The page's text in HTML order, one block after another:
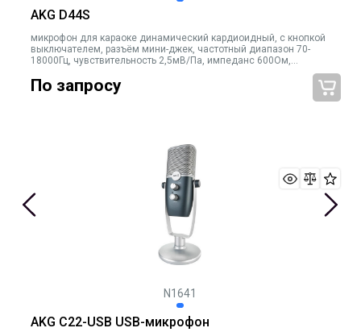
AKG D44S
микрофон для караоке динамический кардиоидный, с кнопкой
выключателем, разъём мини-джек, частотный диапазон 70-
18000Гц, чувствительность 2,5мВ/Па, импеданс 600Ом,
рекомендованная нагрузка 2000Ом, с встроенным кабелем 5м,
цвет чёрный
По запросу
N1641
AKG C22-USB USB-микрофон